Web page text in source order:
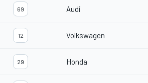
69 Audi
12 Volkswagen
29 Honda